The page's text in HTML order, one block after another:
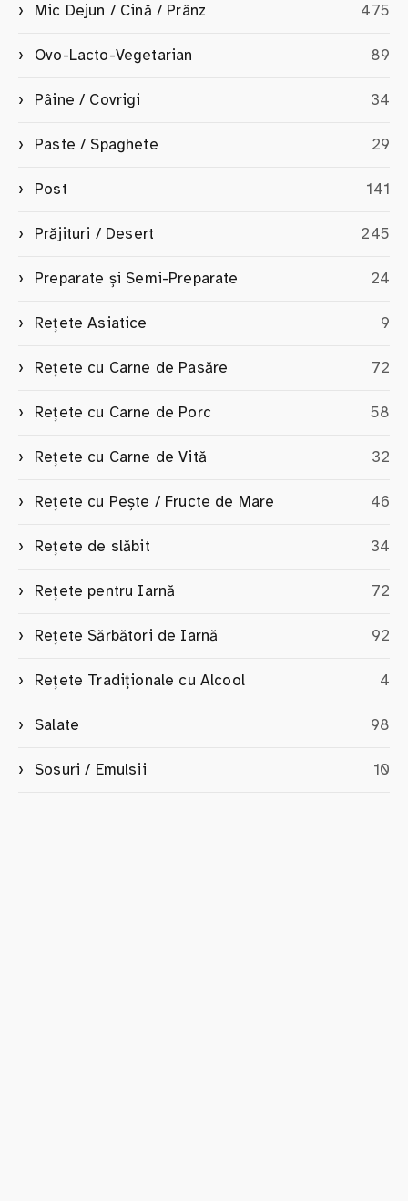
Mic Dejun / Cină / Prânz 475
Ovo-Lacto-Vegetarian 89
Pâine / Covrigi 34
Paste / Spaghete 29
Post 141
Prăjituri / Desert 245
Preparate și Semi-Preparate 24
Rețete Asiatice 9
Rețete cu Carne de Pasăre 72
Rețete cu Carne de Porc 58
Rețete cu Carne de Vită 32
Rețete cu Pește / Fructe de Mare 46
Rețete de slăbit 34
Rețete pentru Iarnă 72
Rețete Sărbători de Iarnă 92
Rețete Tradiționale cu Alcool 4
Salate 98
Sosuri / Emulsii 10